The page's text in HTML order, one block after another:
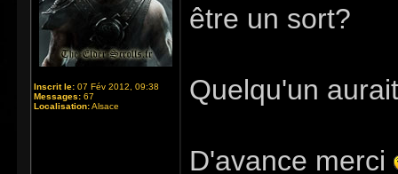
Inscrit le: 07 Fév 2012, 09:38
Messages: 67
Localisation:Alsace
être un sort?
Quelqu'un
D'avance merci